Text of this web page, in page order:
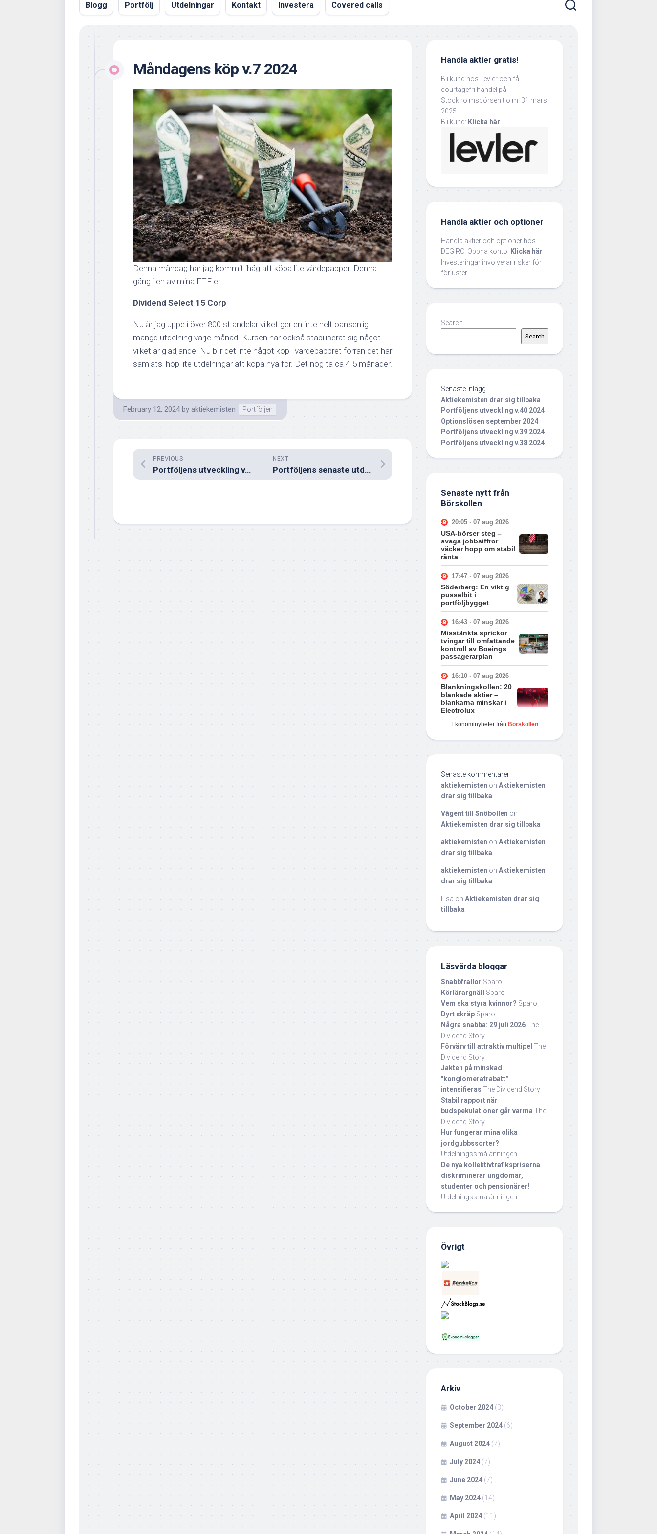
Blogg Portfölj Utdelningar Kontakt Investera Covered calls
Måndagens köp v.7 2024
Denna måndag har jag kommit ihåg att köpa lite värdepapper. Denna
gång i en av mina ETF:er.
Dividend Select 15 Corp
Nu är jag uppe i över 800 st andelar vilket ger en inte helt oansenlig
mängd utdelning varje månad. Kursen har också stabiliserat sig något
vilket är glädjande. Nu blir det inte något köp i värdepappret förrän det har
samlats ihop lite utdelningar att köpa nya för. Det nog ta ca 4-5 månader.
February 12, 2024 by aktiekemisten Portföljen
NEXT
Portföljens senaste utdelningsnyheter
PREVIOUS
Portföljens utveckling v. 6 2024
Handla aktier gratis!
Bli kund hos Levler och få
courtagefri handel på
Stockholmsbörsen t.o.m. 31 mars
2025.
Bli kund: Klicka här
Handla aktier och optioner
Handla aktier och optioner hos
DEGIRO. Öppna konto: Klicka här
Investeringar involverar risker för
förluster.
Search
Search
Senaste inlägg
Aktiekemisten drar sig tillbaka
Portföljens utveckling v.40 2024
Optionslösen september 2024
Portföljens utveckling v.39 2024
Portföljens utveckling v.38 2024
Senaste nytt från
Börskollen
20:05 · 07 aug 2026
USA-börser steg –
svaga jobbsiffror
väcker hopp om stabil
ränta
17:47 · 07 aug 2026
Söderberg: En viktig
pusselbit i
portföljbygget
16:43 · 07 aug 2026
Misstänkta sprickor
tvingar till omfattande
kontroll av Boeings
passagerarplan
16:10 · 07 aug 2026
Blankningskollen: 20
blankade aktier –
blankarna minskar i
Electrolux
Ekonominyheter från Börskollen
Senaste kommentarer
aktiekemisten on Aktiekemisten
drar sig tillbaka
Vägent till Snöbollen on
Aktiekemisten drar sig tillbaka
aktiekemisten on Aktiekemisten
drar sig tillbaka
aktiekemisten on Aktiekemisten
drar sig tillbaka
Lisa on Aktiekemisten drar sig
tillbaka
Läsvärda bloggar
Snabbfrallor Sparo
Körlärargnäll Sparo
Vem ska styra kvinnor? Sparo
Dyrt skräp Sparo
Några snabba: 29 juli 2026The
Dividend Story
Förvärv till attraktiv multipel The
Dividend Story
Jakten på minskad
"konglomeratrabatt"
intensifieras The Dividend Story
Stabil rapport när
budspekulationer går varma The
Dividend Story
Hur fungerar mina olika
jordgubbssorter?
Utdelningssmålänningen
De nya kollektivtrafikspriserna
diskriminerar ungdomar,
studenter och pensionärer!
Utdelningssmålänningen
Övrigt
Arkiv
October 2024 (3)
September 2024 (6)
August 2024 (7)
July 2024 (7)
June 2024 (7)
May 2024 (14)
April 2024 (11)